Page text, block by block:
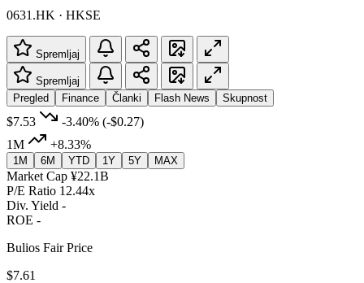
0631.HK · HKSE
Spremljaj
Spremljaj
Pregled
Finance Članki Flash News Skupnost
$7.53 -3.40% (-$0.27)
1M
+8.33%
1M 6M YTD 1Y 5Y MAX
Market Cap ¥22.1B
P/E Ratio 12.44x
Div. Yield -
ROE -
Bulios Fair Price
$7.61